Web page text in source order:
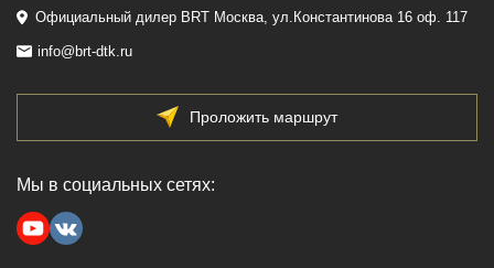
Официальный дилер BRT Москва, ул.Константинова 16 оф. 117
info@brt-dtk.ru
Проложить маршрут
Мы в социальных сетях: